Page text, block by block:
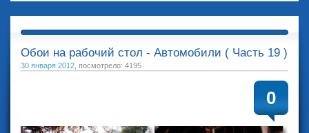
Обои на рабочий стол - Автомобили ( Часть 19 )
30 января 2012 , посмотрело: 4195
0